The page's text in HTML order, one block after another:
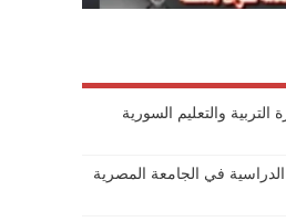
التربية والتعليم السورية
في الجامعة المصرية